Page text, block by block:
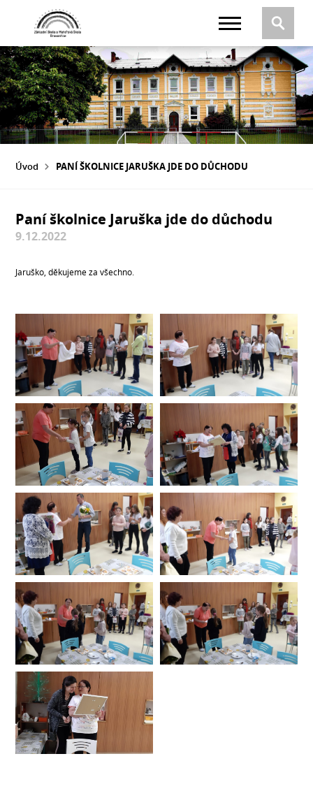
Úvod PANÍ ŠKOLNICE JARUŠKA JDE DO DŮCHODU
Paní školnice Jaruška jde do důchodu
9.12.2022
Jaruško, děkujeme za všechno.